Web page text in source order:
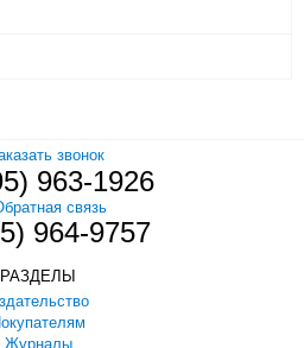
звонок
963-1926
связь
964-9757
РАЗДЕЛЫ
Журналы